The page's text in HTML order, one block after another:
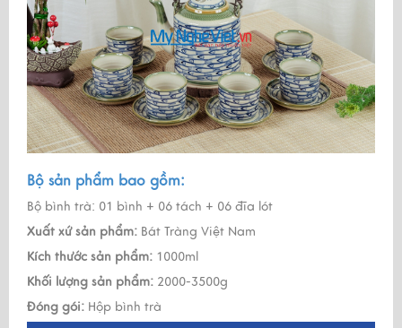
Bộ sản phẩm bao gồm:
Bộ bình trà: 01 bình + 06 tách + 06 đĩa lót
Xuất xứ sản phẩm: Bát Tràng Việt Nam
Kích thước sản phẩm: 1000ml
Khối lượng sản phẩm: 2000-3500g
Đóng gói: Hộp bình trà